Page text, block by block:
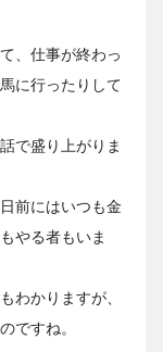
、仕事が終わっ
に行ったりして
で盛り上がりま
前にはいつも金
やる者もいま
わかりますが、
ですね。